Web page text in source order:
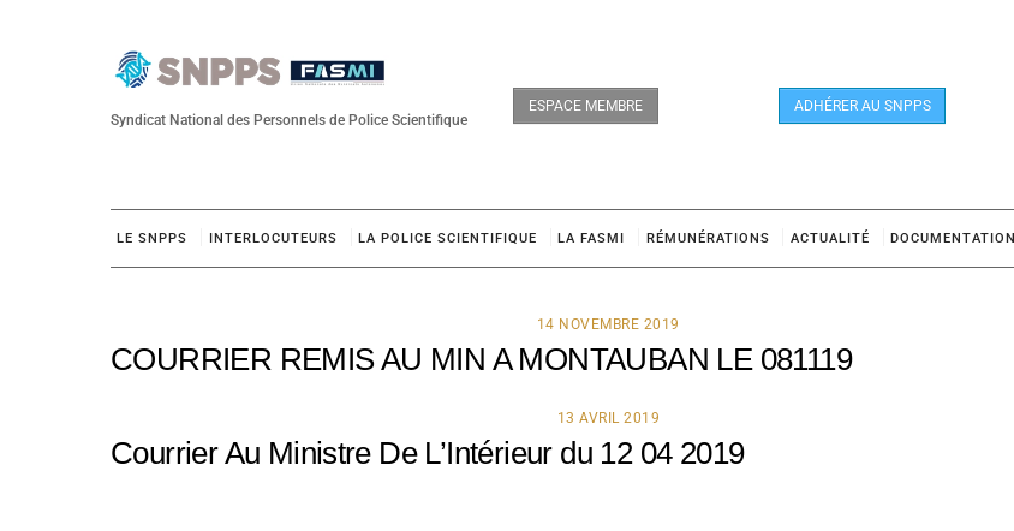
Syndicat National des Personnels de Police Scientifique
LE SNPPS INTERLOCUTEURS LA POLICE SCIENTIFIQUE LA FASMI RÉMUNÉRATIONS ACTUALITÉ DOCUMENTATION
ESPACE MEMBRE ADHÉRER AU SNPPS
14 NOVEMBRE 2019
COURRIER REMIS AU MIN A MONTAUBAN LE 081119
13 AVRIL 2019
Courrier Au Ministre De L’Intérieur du 12 04 2019